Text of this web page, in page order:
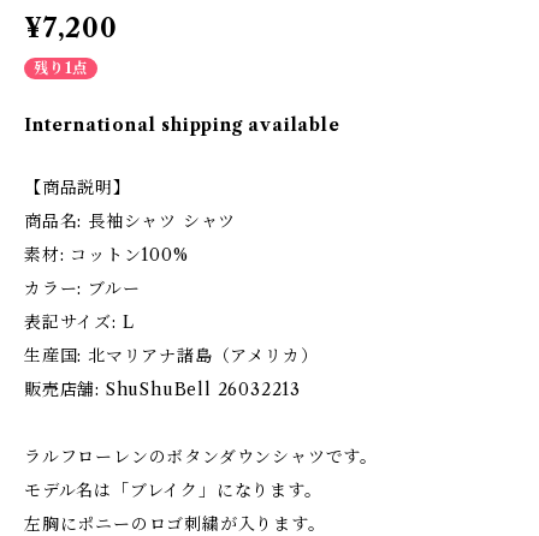
¥7,200
残り1点
International shipping available
【商品説明】
商品名: 長袖シャツ シャツ
素材: コットン100%
カラー: ブルー
表記サイズ: L
生産国: 北マリアナ諸島（アメリカ）
販売店舗: ShuShuBell 26032213
ラルフローレンのボタンダウンシャツです。
モデル名は「ブレイク」になります。
左胸にポニーのロゴ刺繍が入ります。